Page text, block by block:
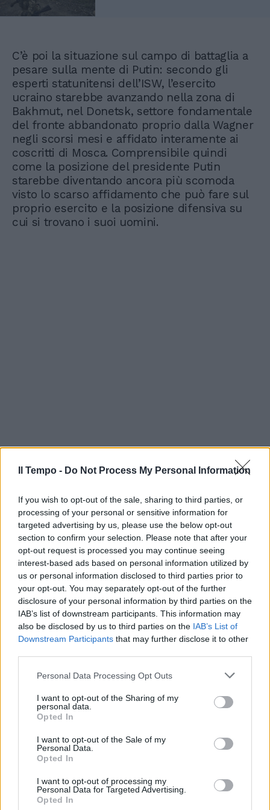
Il Tempo - Do Not Process My Personal Information
If you wish to opt-out of the sale, sharing to third parties, or
processing of your personal or sensitive information for
targeted advertising by us, please use the below opt-out
section to confirm your selection. Please note that after your
opt-out request is processed you may continue seeing
interest-based ads based on personal information utilized by
us or personal information disclosed to third parties prior to
your opt-out. You may separately opt-out of the further
disclosure of your personal information by third parties on the
IAB’s list of downstream participants. This information may
also be disclosed by us to third parties on the IAB’s List of
Downstream Participants that may further disclose it to other
Personal Data Processing Opt Outs
I want to opt-out of the Sharing of my
personal data.
Opted In
I want to opt-out of the Sale of my
Personal Data.
Opted In
I want to opt-out of processing my
Personal Data for Targeted Advertising.
Opted In
C’è poi la situazione sul campo di battaglia a
pesare sulla mente di Putin: secondo gli
esperti statunitensi dell’ISW, l’esercito
ucraino starebbe avanzando nella zona di
Bakhmut, nel Donetsk, settore fondamentale
del fronte abbandonato proprio dalla Wagner
negli scorsi mesi e affidato interamente ai
coscritti di Mosca. Comprensibile quindi
come la posizione del presidente Putin
starebbe diventando ancora più scomoda
visto lo scarso affidamento che può fare sul
proprio esercito e la posizione difensiva su
cui si trovano i suoi uomini.